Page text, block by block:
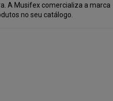
A Musifex comercializa a marca
no seu catálogo.